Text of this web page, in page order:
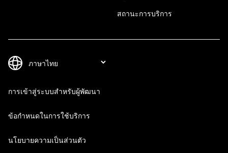
สถานะการบริการ
การเข้าสู่ระบบสำหรับผู้พัฒนา
ข้อกำหนดในการใช้บริการ
นโยบายความเป็นส่วนตัว